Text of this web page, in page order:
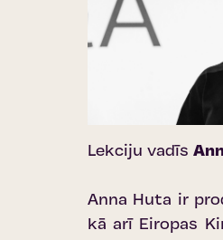
Lekciju vadīs
Anna Huta ir
kā arī Eiropas